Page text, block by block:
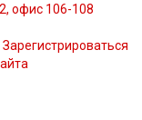
офис 106-108
Зарегистрироваться